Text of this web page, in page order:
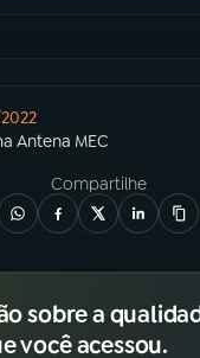
MEC
MEC
X
Antena MEC
Compartilhe
sobre a
você acessou.